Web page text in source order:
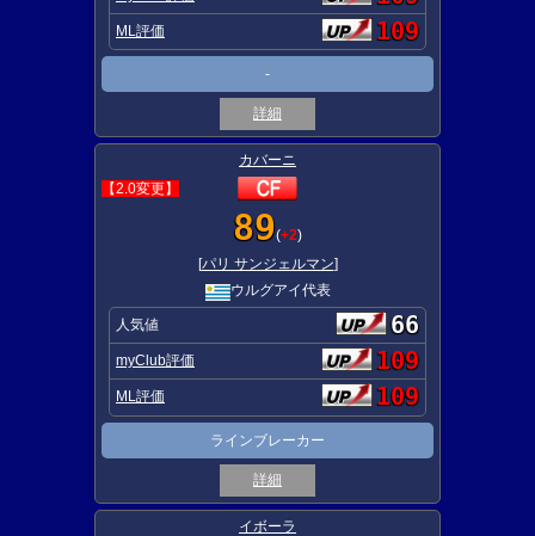
ML評価 109
-
詳細
カバーニ
【2.0変更】
89(+2)
[パリ サンジェルマン]
ウルグアイ代表
人気値 66
myClub評価 109
ML評価 109
ラインブレーカー
詳細
イボーラ